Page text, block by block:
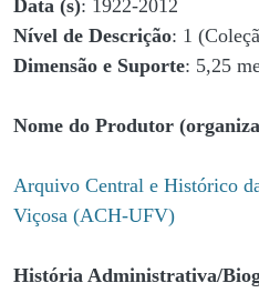
Data (s): 1922-2012
Nível de Descrição: 1
Dimensão e Suporte: 5,25
Nome do Produtor
Arquivo Central e Histórico
Viçosa (ACH-UFV)
História Administrativa/